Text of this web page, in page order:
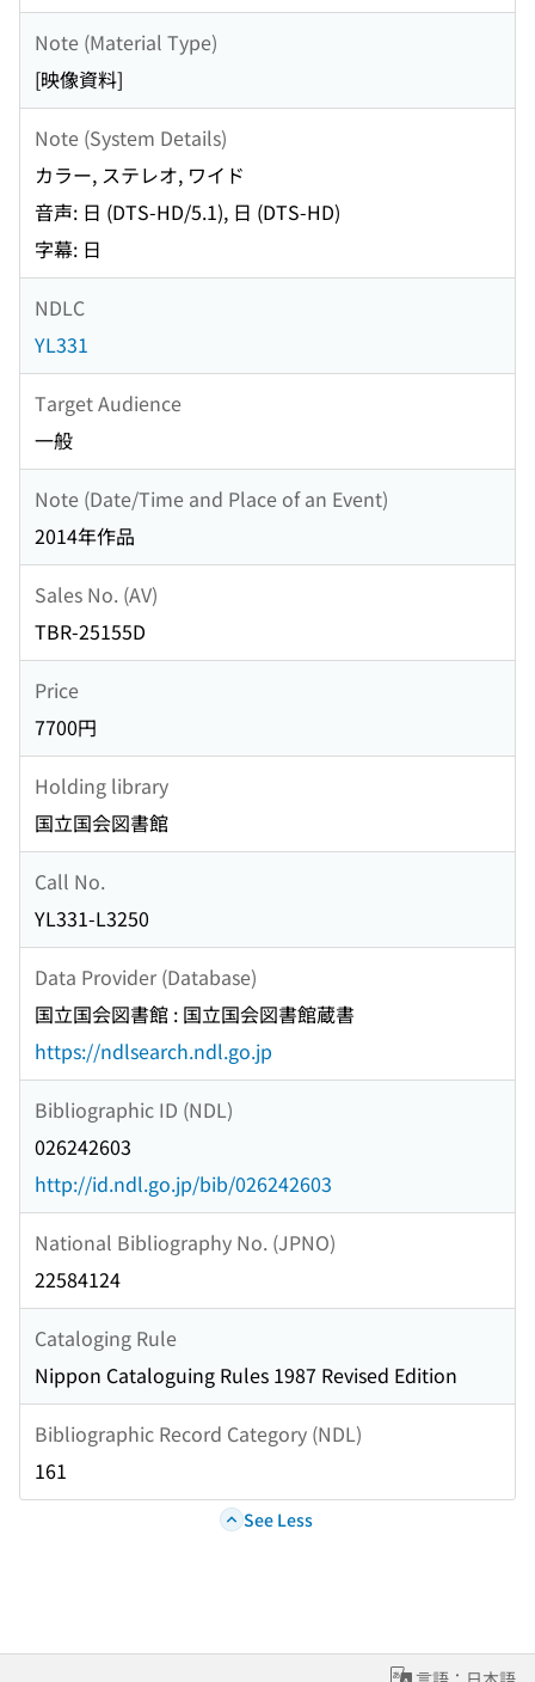
Note (Material Type)
[映像資料]
Note (System Details)
カラー, ステレオ, ワイド
音声: 日 (DTS-HD/5.1), 日 (DTS-HD)
字幕: 日
NDLC
YL331
Target Audience
一般
Note (Date/Time and Place of an Event)
2014年作品
Sales No. (AV)
TBR-25155D
Price
7700円
Holding library
国立国会図書館
Call No.
YL331-L3250
Data Provider (Database)
国立国会図書館 : 国立国会図書館蔵書
https://ndlsearch.ndl.go.jp
Bibliographic ID (NDL)
026242603
http://id.ndl.go.jp/bib/026242603
National Bibliography No. (JPNO)
22584124
Cataloging Rule
Nippon Cataloguing Rules 1987 Revised Edition
Bibliographic Record Category (NDL)
161
See Less